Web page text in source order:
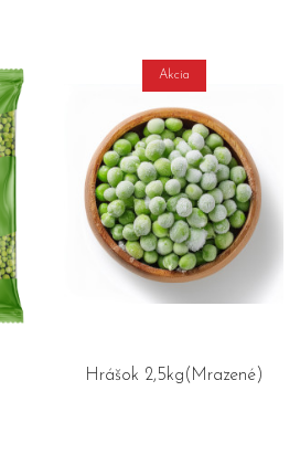
Akcia
Hrášok 2,5kg(Mrazené)